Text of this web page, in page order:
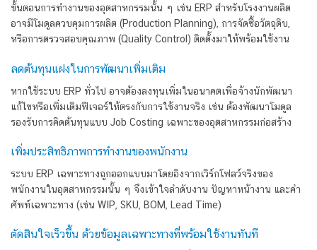
ขั้นตอนการทำงานของอุตสาหกรรมนั้น ๆ เช่น ERP สำหรับโรงงานผลิต
อาจมีโมดูลควบคุมการผลิต (Production Planning), การจัดซื้อวัตถุดิบ,
หรือการตรวจสอบคุณภาพ (Quality Control) ติดตั้งมาให้พร้อมใช้งาน
ลดต้นทุนแฝงในการพัฒนาเพิ่มเติม
หากใช้ระบบ ERP ทั่วไป อาจต้องลงทุนเพิ่มในอนาคตเพื่อจ้างนักพัฒนา
แก้ไขหรือเพิ่มเติมฟีเจอร์ให้ตรงกับการใช้งานจริง เช่น ต้องพัฒนาโมดูล
รองรับการคิดต้นทุนแบบ Job Costing เฉพาะของอุตสาหกรรมก่อสร้าง
เพิ่มประสิทธิภาพการทำงานของพนักงาน
ระบบ ERP เฉพาะทางถูกออกแบบมาโดยอิงจากเวิร์กโฟลว์จริงของ
พนักงานในอุตสาหกรรมนั้น ๆ จึงเข้าใจลำดับงาน ปัญหาหน้างาน และคำ
ศัพท์เฉพาะทาง (เช่น WIP, SKU, BOM, Lead Time)
ตัดสินใจเร็วขึ้น ด้วยข้อมูลเฉพาะทางที่พร้อมใช้งานทันที